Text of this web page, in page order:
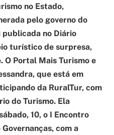
no Estado,
pelo governo do
no Diário
turístico de surpresa,
O Portal Mais Turismo e
que está em
da RuralTur, com
do Turismo. Ela
10, o I Encontro
com a